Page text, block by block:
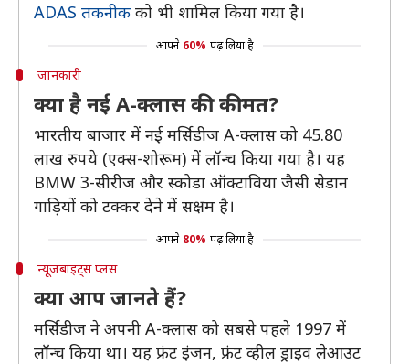
ADAS तकनीक को भी शामिल किया गया है।
आपने 60% पढ़ लिया है
जानकारी
क्या है नई A-क्लास की कीमत?
भारतीय बाजार में नई मर्सिडीज A-क्लास को 45.80
लाख रुपये (एक्स-शोरूम) में लॉन्च किया गया है। यह
BMW 3-सीरीज और स्कोडा ऑक्टाविया जैसी सेडान
गाड़ियों को टक्कर देने में सक्षम है।
आपने 80% पढ़ लिया है
न्यूजबाइट्स प्लस
क्या आप जानते हैं?
मर्सिडीज ने अपनी A-क्लास को सबसे पहले 1997 में
लॉन्च किया था। यह फ्रंट इंजन, फ्रंट व्हील ड्राइव लेआउट